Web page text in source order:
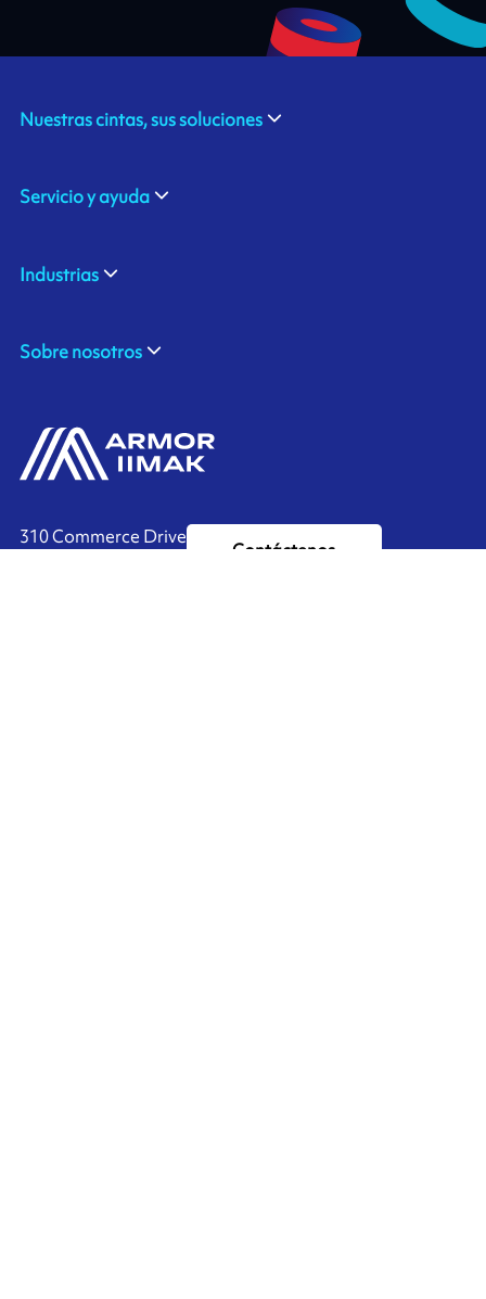
310 Commerce Drive
Contáctenos
Nuestras cintas, sus soluciones
Servicio y ayuda
Industrias
Sobre nosotros